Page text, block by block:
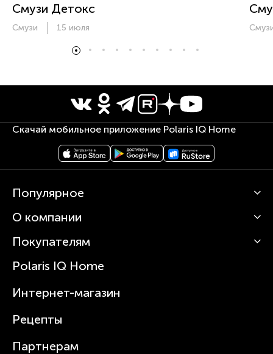
Смузи Детокс
Смузи 15 июля
Скачай мобильное приложение Polaris IQ Home
Популярное
Кофемашины
Вертикальные пылесосы
Зубные щетки и ирригаторы
Увлажнители
Посуда
О компании
О Polaris
Статьи
Покупателям
Сервисные центры
Где купить
Polaris IQ Home
Интернет-магазин
Рецепты
Партнерам